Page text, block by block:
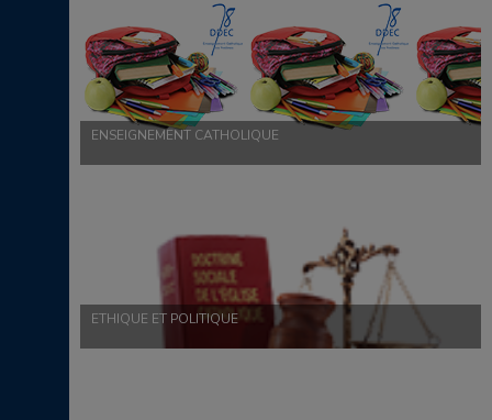
ENSEIGNEMENT CATHOLIQUE
ETHIQUE ET POLITIQUE